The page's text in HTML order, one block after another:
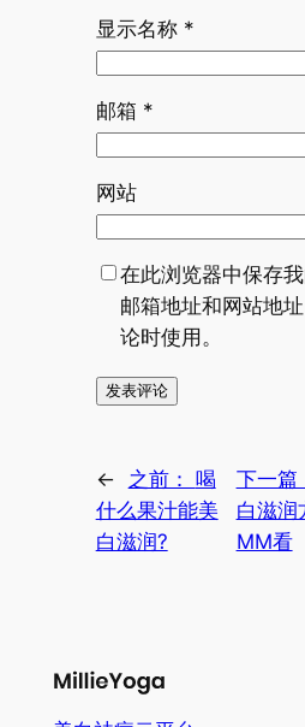
显示名称 *
邮箱 *
网站
在此浏览器中保存我
邮箱地址和网站地
论时使用。
← 之前： 喝
什么果汁能美
白滋润?
下一篇
白滋润
MM看